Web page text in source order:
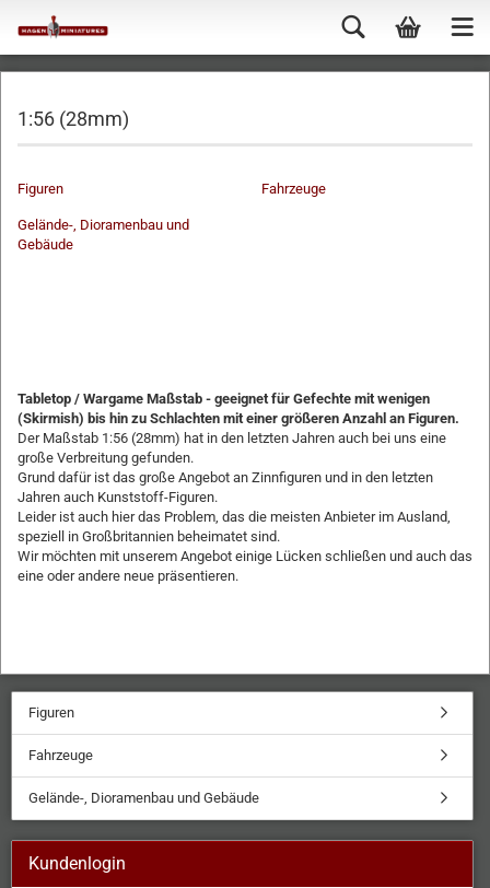
1:56 (28mm)
Figuren Fahrzeuge
Gelände-, Dioramenbau und
Gebäude
Tabletop / Wargame Maßstab - geeignet für Gefechte mit wenigen
(Skirmish) bis hin zu Schlachten mit einer größeren Anzahl an Figuren.
Der Maßstab 1:56 (28mm) hat in den letzten Jahren auch bei uns eine
große Verbreitung gefunden.
Grund dafür ist das große Angebot an Zinnfiguren und in den letzten
Jahren auch Kunststoff-Figuren.
Leider ist auch hier das Problem, das die meisten Anbieter im Ausland,
speziell in Großbritannien beheimatet sind.
Wir möchten mit unserem Angebot einige Lücken schließen und auch das
eine oder andere neue präsentieren.
Figuren
Fahrzeuge
Gelände-, Dioramenbau und Gebäude
Kundenlogin